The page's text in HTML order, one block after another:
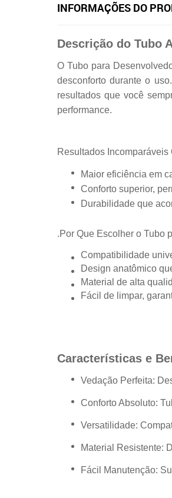
INFORMAÇÕES DO
Descrição do Tubo
O Tubo para
desconforto durante o
resultados que você
performance.
Resultados
Maior eficiência em
Conforto superior,
Durabilidade que
.Por Que Escolher o Tubo
Compatibilidade
Design anatômico
Material de alta
Fácil de limpar,
Características e
Vedação Perfeita:
Conforto Absoluto:
Versatilidade:
Material Resistente:
Fácil Manutenção: